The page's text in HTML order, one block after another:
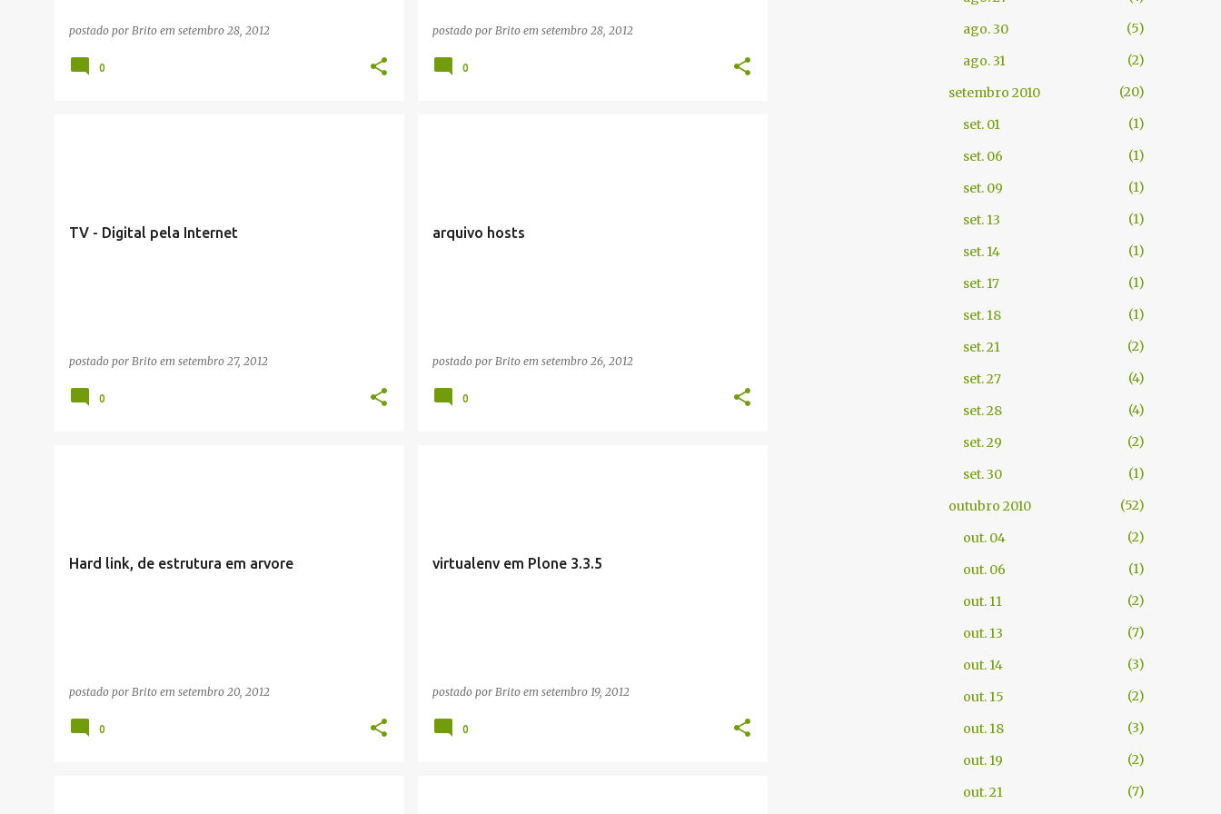
postado por Brito em setembro 28, 2012
0
postado por Brito em setembro 28, 2012
0
TV - Digital pela Internet
postado por Brito em setembro 27, 2012
0
arquivo hosts
postado por Brito em setembro 26, 2012
0
Hard link, de estrutura em arvore
postado por Brito em setembro 20, 2012
0
virtualenv em Plone 3.3.5
postado por Brito em setembro 19, 2012
0
ago. 30
5
ago. 31
2
setembro 2010
20
set. 01
1
set. 06
1
set. 09
1
set. 13
1
set. 14
1
set. 17
1
set. 18
1
set. 21
2
set. 27
4
set. 28
4
set. 29
2
set. 30
1
outubro 2010
52
out. 04
2
out. 06
1
out. 11
2
out. 13
7
out. 14
3
out. 15
2
out. 18
3
out. 19
2
out. 21
7